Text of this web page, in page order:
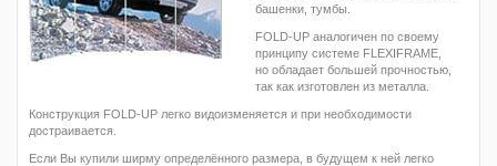
башенки, тумбы.
FOLD-UP аналогичен по своему
принципу системе FLEXIFRAME,
но обладает большей прочностью,
так как изготовлен из металла.
Конструкция FOLD-UP легко видоизменяется и при необходимости
достраивается.
Если Вы купили ширму определённого размера, в будущем к ней легко